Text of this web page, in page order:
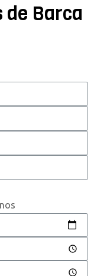
de Barca